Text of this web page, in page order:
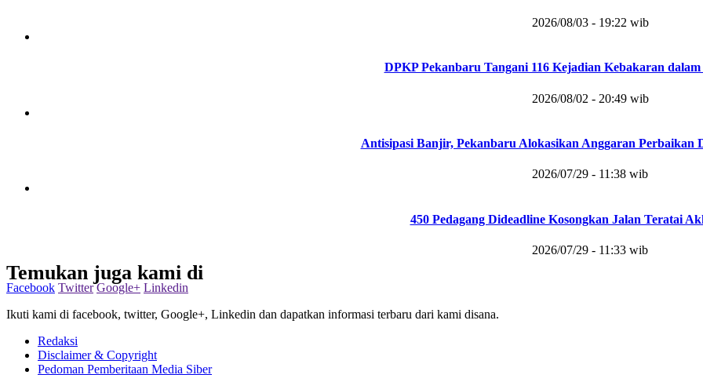
2026/08/03 - 19:22 wib
DPKP Pekanbaru Tangani 116 Kejadian Kebakaran
2026/08/02 - 20:49 wib
Antisipasi Banjir, Pekanbaru Alokasikan Anggaran Perbaikan
2026/07/29 - 11:38 wib
450 Pedagang Dideadline Kosongkan Jalan Teratai
2026/07/29 - 11:33 wib
Temukan juga kami di
Facebook Twitter Google+ Linkedin
Ikuti kami di facebook, twitter, Google+, Linkedin dan dapatkan informasi terbaru dari kami disana.
Redaksi
Disclaimer & Copyright
Pedoman Pemberitaan Media Siber